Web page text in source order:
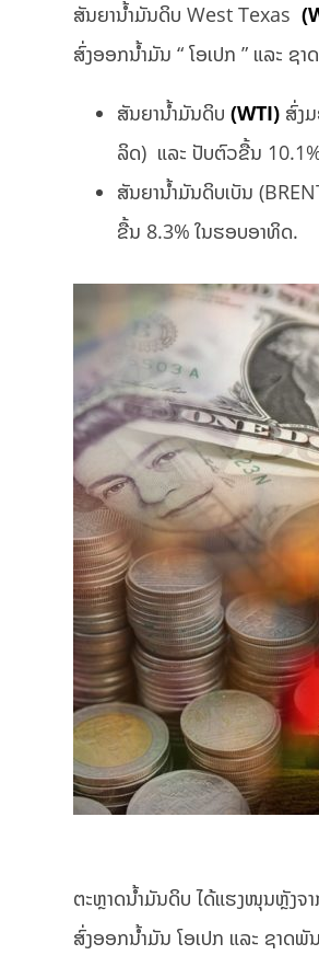
ສັນຍານ້ຳມັນດິບ West Texas
ສົ່ງອອກນ້ຳມັນ “ ໂອເປກ ” ແລະ
ສັນຍານ້ຳມັນດິບ(WTI) ສົ່ງ
ລິດ) ແລະ ປັບຕົວຂື້ນ
ສັນຍານ້ຳມັນດິບເບັນ
ຂື້ນ 8.3% ໃນຮອບອາທິດ.
ຕະຫຼາດນ້ຳມັນດິບ ໄດ້ແຮງໜຸນຫຼັງຈ
ສົ່ງອອກນ້ຳມັນ ໂອເປກ ແລະ ຊາດ